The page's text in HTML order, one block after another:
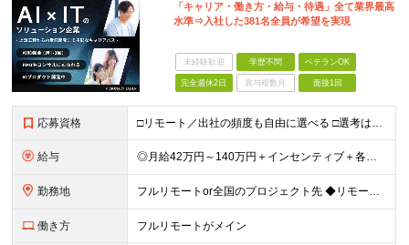
「キャリア・働き方・給与・待遇」全て業界最高
水準⇒入社した381名全員が希望を実現
未経験歓迎 学歴不問 ベテランOK
完全週休2日 賞与複数月 面接1回
応募資格 □リモート／出社の頻度も自由に選べる □選考は役員とWeb面談1回のみ □学歴不問／第二新卒歓迎／ブランクOK 【応募条件】 ◎ITエンジニアの実務経験1年以上をお持ちの方 └言語・業界・ジャンル不
給与 ◎月給42万円～140万円＋インセンティブ＋各種手当 ・エンジニア平均年収640万円 ・入社したエンジニア全員年収UP！平均180万円UP！ ・還元率80~95%！平均還元率86.9% ・単価連動型⇒
勤務地 フルリモートor全国のプロジェクト先 ◆リモート実施率93%（リモート／出社の頻度も自分で選べる） ◆UIターン歓迎！転勤なし ※(変更の範囲)上記を除く当社関連勤務地 ＼独立した評価機関による評価
働き方 フルリモートがメイン